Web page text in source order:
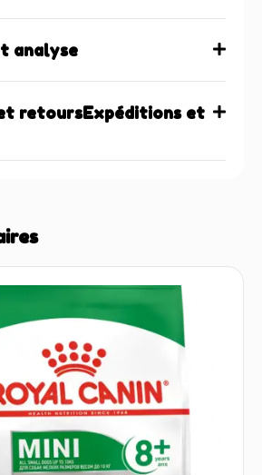
analyse
retoursExpéditions et